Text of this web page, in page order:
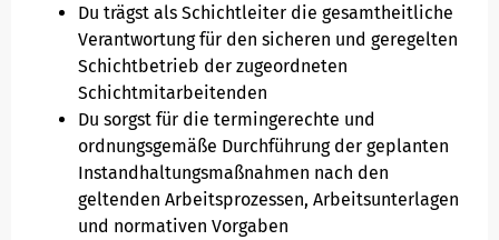
Du trägst als Schichtleiter die gesamtheitliche
Verantwortung für den sicheren und geregelten
Schichtbetrieb der zugeordneten
Schichtmitarbeitenden
Du sorgst für die termingerechte und
ordnungsgemäße Durchführung der geplanten
Instandhaltungsmaßnahmen nach den
geltenden Arbeitsprozessen, Arbeitsunterlagen
und normativen Vorgaben